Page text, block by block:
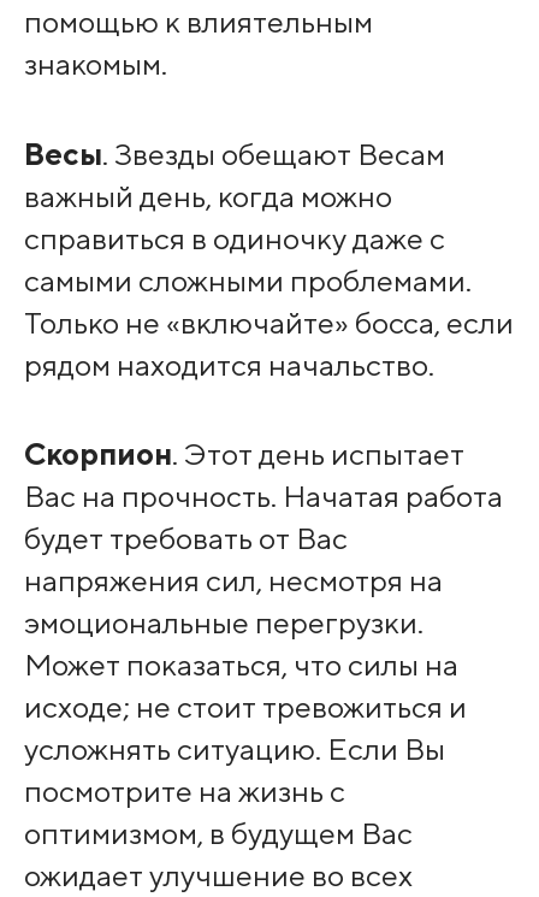
помощью к влиятельным
знакомым.
Весы. Звезды обещают Весам
важный день, когда можно
справиться в одиночку даже с
самыми сложными проблемами.
Только не «включайте» босса, если
рядом находится начальство.
Скорпион. Этот день испытает
Вас на прочность. Начатая работа
будет требовать от Вас
напряжения сил, несмотря на
эмоциональные перегрузки.
Может показаться, что силы на
исходе; не стоит тревожиться и
усложнять ситуацию. Если Вы
посмотрите на жизнь с
оптимизмом, в будущем Вас
ожидает улучшение во всех